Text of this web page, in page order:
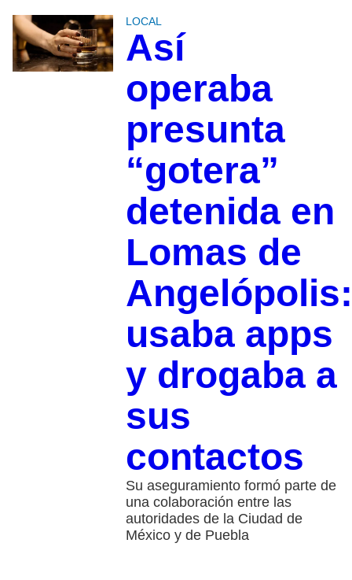
LOCAL
Así
operaba
presunta
“gotera”
detenida en
Lomas de
Angelópolis:
usaba apps
y drogaba a
sus
contactos
Su aseguramiento formó parte de
una colaboración entre las
autoridades de la Ciudad de
México y de Puebla